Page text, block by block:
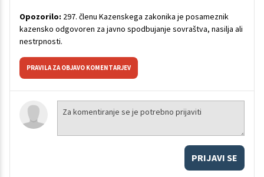
Opozorilo: 297. členu Kazenskega zakonika je posameznik
kazensko odgovoren za javno spodbujanje sovraštva, nasilja ali
nestrpnosti.
PRAVILA ZA OBJAVO KOMENTARJEV
PRIJAVI SE